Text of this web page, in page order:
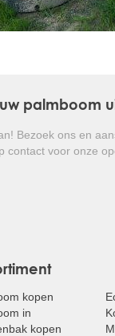
palmboom
Bezoek ons en
contact voor onze
kopen
in
kopen